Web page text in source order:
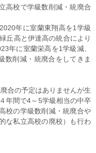
高校で学級数削減・統廃合
年に室蘭東翔高を1学級
丘高と伊達高の統合により
年に室蘭栄高を1学級減、
数削減・統廃合をしてきま
合の予定はありませんが生
年間で4～5学級相当の中卒
校の学級数削減・統廃合や
な私立高校の廃校）も行わ